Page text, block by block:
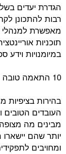
הגדרת יעדים
רבות להתכונן
מאפשרת למנהלי
תוכניות
במיומנויות וידע
10 התאמה טובה יותר לטווח ארוך:
בהירות בציפיות
העובדים הטובים
מבינים מה
יותר שהם
ומחויבים